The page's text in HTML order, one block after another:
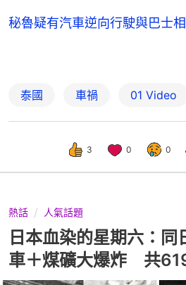
秘魯疑有汽車逆向行駛與巴士
泰國 車禍 01 Video
3 0 0
熱話 人氣話題
日本血染的星期六：同
車＋煤礦大爆炸 共